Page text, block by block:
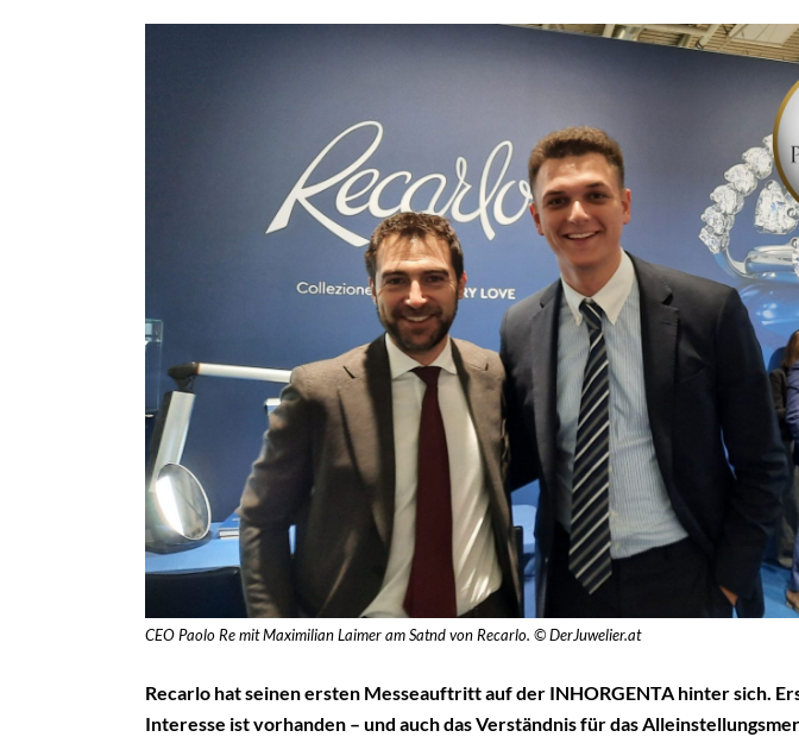
CEO Paolo Re mit Maximilian Laimer am Satnd von Recarlo. © DerJuwelier.at
Recarlo hat seinen ersten Messeauftritt auf der INHORGENTA hinter sich.
Interesse ist vorhanden – und auch das Verständnis für das